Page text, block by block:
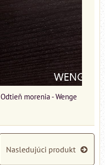
Odtieň morenia - Wenge
Nasledujúci produkt